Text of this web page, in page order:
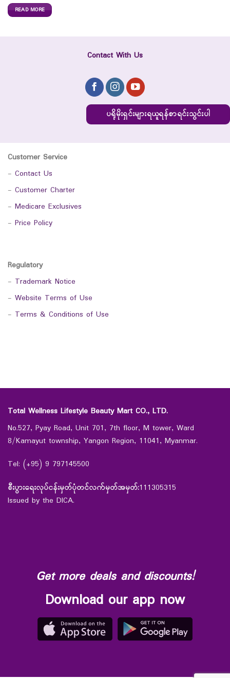
READ MORE
Contact With Us
ပရိုမိုးရှင်းများရယူရန်စာရင်းသွင်းပါ
Customer Service
- Contact Us
- Customer Charter
- Medicare Exclusives
- Price Policy
Regulatory
- Trademark Notice
- Website Terms of Use
- Terms & Conditions of Use
Total Wellness Lifestyle Beauty Mart CO., LTD.
No.527, Pyay Road, Unit 701, 7th floor, M tower, Ward
8/Kamayut township, Yangon Region, 11041, Myanmar.
Tel: (+95) 9 797145500
စီးပွားရေးလုပ်ငန်းမှတ်ပုံတင်လက်မှတ်အမှတ်:111305315
Issued by the DICA.
Get more deals and discounts!
Download our app now